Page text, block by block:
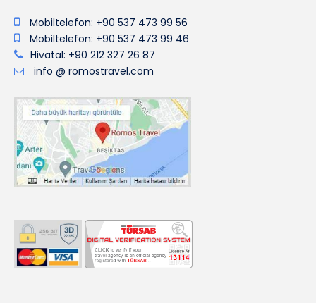
Mobiltelefon: +90 537 473 99 56
Mobiltelefon: +90 537 473 99 46
Hivatal: +90 212 327 26 87
info @ romostravel.com